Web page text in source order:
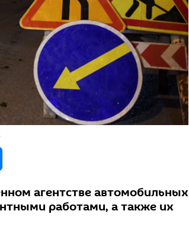
агентстве автомобильных
работами, а также их